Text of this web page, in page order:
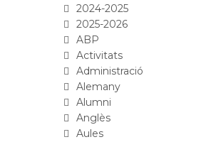
2024-2025
2025-2026
ABP
Activitats
Administració
Alemany
Alumni
Anglès
Aules